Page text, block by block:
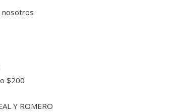
nosotros
$200
Y ROMERO